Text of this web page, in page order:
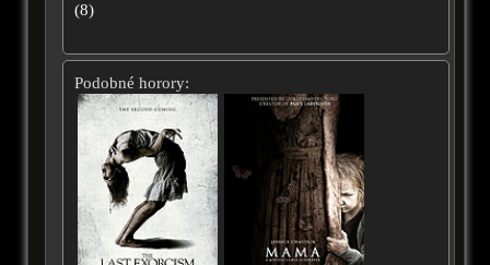
(8)
Podobné horory: